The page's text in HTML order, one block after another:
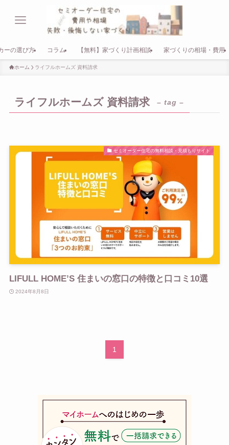
ーの選び方 コラム 【無料】家づくり計画相談 家づくりの相場・費用
ホーム ライフルホームズ 資料請求
ライフルホームズ 資料請求 – tag –
セミオーダー住宅の無料相談・見積もりサイト
LIFULL HOME’S 住まいの窓口の特徴と口コミ10選
2024年8月8日
1